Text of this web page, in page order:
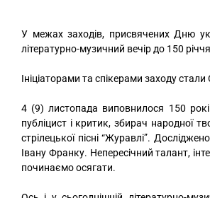
У межах заходів, присвячених Дню
літературно-музичний вечір до 150
Ініціаторами та спікерами заходу
4 (9) листопада виповнилося 150
публіцист і критик, збирач народної
стрілецької пісні “Журавлі”.
Івану Франку. Непересічний талант,
починаємо осягати.